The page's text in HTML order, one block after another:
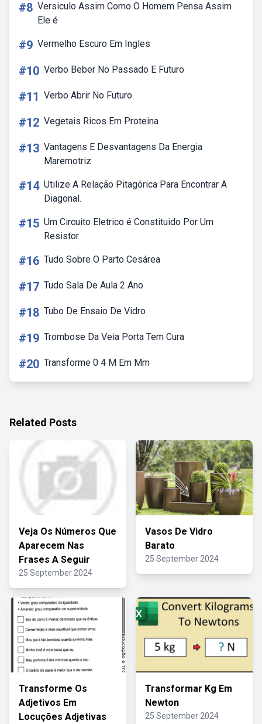
#8 Versiculo Assim Como O Homem Pensa Assim
Ele é
#9 Vermelho Escuro Em Ingles
#10 Verbo Beber No Passado E Futuro
#11 Verbo Abrir No Futuro
#12 Vegetais Ricos Em Proteina
#13 Vantagens E Desvantagens Da Energia
Maremotriz
#14 Utilize A Relação Pitagórica Para Encontrar A
Diagonal.
#15 Um Circuito Eletrico é Constituido Por Um
Resistor
#16 Tudo Sobre O Parto Cesárea
#17 Tudo Sala De Aula 2 Ano
#18 Tubo De Ensaio De Vidro
#19 Trombose Da Veia Porta Tem Cura
#20 Transforme 0 4 M Em Mm
Related Posts
Veja Os Números Que
Aparecem Nas
Frases A Seguir
25 September 2024
Vasos De Vidro
Barato
25 September 2024
Transforme Os
Adjetivos Em
Locuções Adjetivas
Transformar Kg Em
Newton
25 September 2024